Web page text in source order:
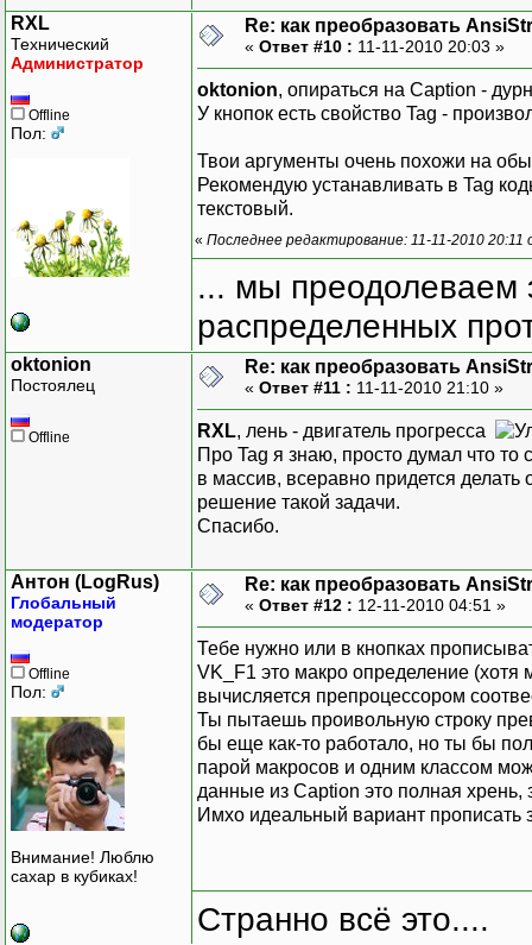
RXL
Технический
Администратор
Offline
Пол:
Re: как преобразовать
« Ответ #10 : 11-11-2010 20:03 »
oktonion, опираться на Caption -
У кнопок есть свойство Tag -
Твои аргументы очень похожи на
Рекомендую устанавливать в Tag
текстовый.
« Последнее редактирование: 11-11-2010 20:11
... мы преодолеваем
распределенных
oktonion
Постоялец
Offline
Re: как преобразовать
« Ответ #11 : 11-11-2010 21:10 »
RXL, лень - двигатель прогресса
Про Tag я знаю, просто думал что то
в массив, всеравно придется
решение такой задачи.
Спасибо.
Антон (LogRus)
Глобальный
модератор
Offline
Пол:
Внимание! Люблю
сахар в кубиках!
Re: как преобразовать
« Ответ #12 : 12-11-2010 04:51 »
Тебе нужно или в кнопках
VK_F1 это макро определение (хотя
вычисляется препроцессором
Ты пытаешь проивольную строку
бы еще как-то работало, но ты бы
парой макросов и одним классом
данные из Caption это полная хрень,
Имхо идеальный вариант прописать
Странно всё это....